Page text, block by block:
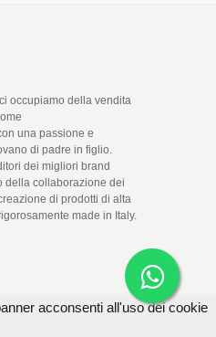
occupiamo della vendita
una passione e
di padre in figlio.
dei migliori brand
della collaborazione dei
di prodotti di alta
made in Italy.
acconsenti all'uso dei cookie